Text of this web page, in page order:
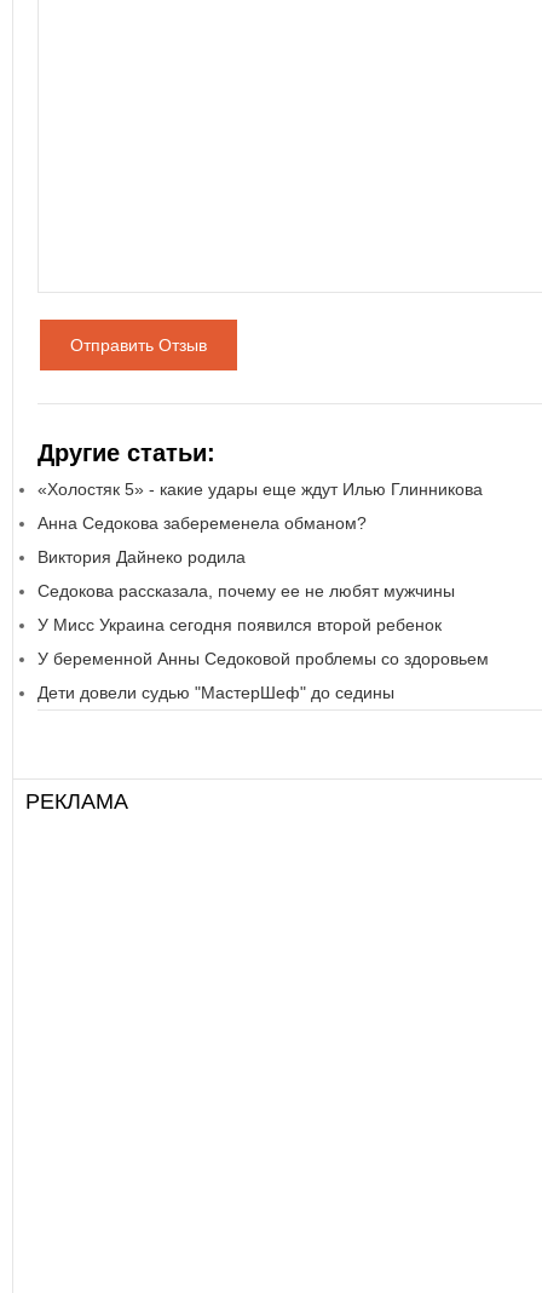
Отправить Отзыв
Другие статьи:
«Холостяк 5» - какие удары еще ждут Илью Глинникова
Анна Седокова забеременела обманом?
Виктория Дайнеко родила
Седокова рассказала, почему ее не любят мужчины
У Мисс Украина сегодня появился второй ребенок
У беременной Анны Седоковой проблемы со здоровьем
Дети довели судью "МастерШеф" до седины
РЕКЛАМА